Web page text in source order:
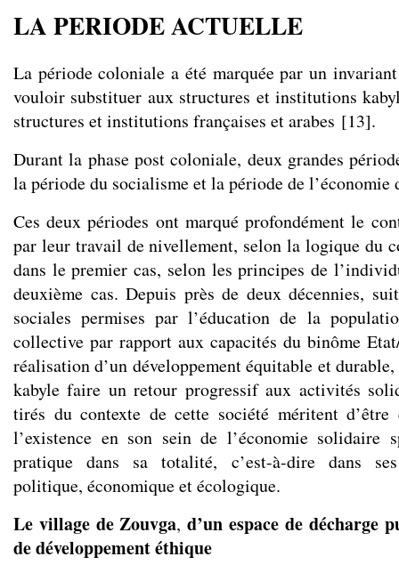
LA PERIODE ACTUELLE
La période coloniale a été marquée par un
vouloir substituer aux structures et institutions
structures et institutions françaises et arabes [13].
Durant la phase post coloniale, deux grandes
la période du socialisme et la période de l’économie
Ces deux périodes ont marqué profondément le
par leur travail de nivellement, selon la logique du
dans le premier cas, selon les principes de
deuxième cas. Depuis près de deux décennies,
sociales permises par l’éducation de la
collective par rapport aux capacités du binôme
réalisation d’un développement équitable et
kabyle faire un retour progressif aux activités
tirés du contexte de cette société méritent d’être
l’existence en son sein de l’économie solidaire
pratique dans sa totalité, c’est-à-dire dans
politique, économique et écologique.
Le village deZouvga,d’un espace de décharge
de développement éthique